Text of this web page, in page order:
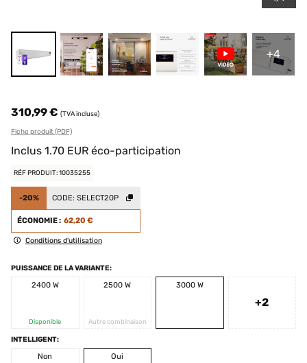
+4
310,99 € (TVA incluse)
Fiche produit (PDF)
Inclus 1.70 EUR éco-participation
RÉF PRODUIT: 10035255
-20% CODE: SELECT20P
ÉCONOMIE : 62,20 €
Conditions d'utilisation
PUISSANCE DE LA VARIANTE:
2400 W
Disponible
2500 W
Autre combinaison
3000 W
+2
INTELLIGENT:
Non
Oui